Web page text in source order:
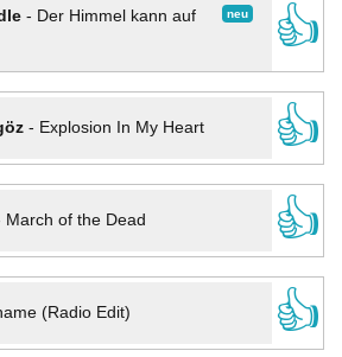
neu
- Der Himmel kann auf
👍
- Explosion In My Heart
👍
March of the Dead
👍
(Radio Edit)
👍